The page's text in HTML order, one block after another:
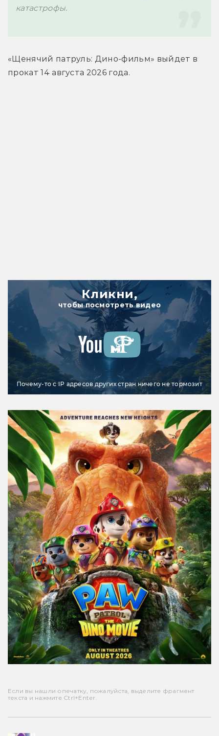
катастрофы.
«Щенячий патруль: Дино-фильм» выйдет в
прокат 14 августа 2026 года.
Кликни,
чтобы посмотреть видео
Почему-то с IP адресов других стран ничего не тормозит
Если вы нашли опечатку, пожалуйста, выделите фрагмент
текста и нажмите Ctrl+Enter.